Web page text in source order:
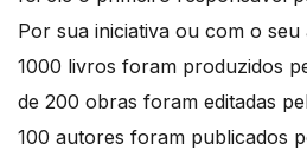
Por sua iniciativa ou com o seu
1000 livros foram produzidos
de 200 obras foram editadas
100 autores foram publicados